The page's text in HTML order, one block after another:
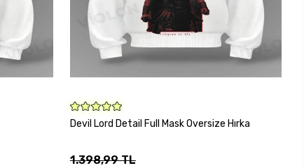
SEPETE EKLE
Devil Lord Detail Full Mask Oversize Hırka
1.398,99 TL